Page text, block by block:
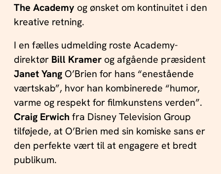
The Academyog ønsket om kontinuitet i den
kreative retning.
I en fælles udmelding roste Academy-
direktør Bill Kramerog afgående præsident
Janet YangO’Brien for hans “enestående
værtskab”, hvor han kombinerede “humor,
varme og respekt for filmkunstens verden”.
Craig Erwich fra Disney Television Group
tilføjede, at O’Brien med sin komiske sans er
den perfekte vært til at engagere et bredt
publikum.